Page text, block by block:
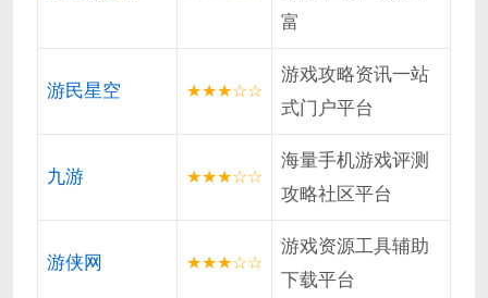
富
游民星空 ★★★☆☆
游戏攻略资讯一站
式门户平台
九游 ★★★☆☆
海量手机游戏评测
攻略社区平台
游侠网 ★★★☆☆
游戏资源工具辅助
下载平台